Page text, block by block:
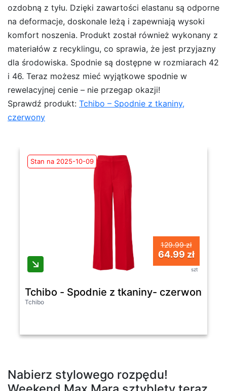
ozdobną z tyłu. Dzięki zawartości elastanu są odporne
na deformacje, doskonale leżą i zapewniają wysoki
komfort noszenia. Produkt został również wykonany z
materiałów z recyklingu, co sprawia, że jest przyjazny
dla środowiska. Spodnie są dostępne w rozmiarach 42
i 46. Teraz możesz mieć wyjątkowe spodnie w
rewelacyjnej cenie – nie przegap okazji!
Sprawdź produkt: Tchibo – Spodnie z tkaniny,
czerwony
Stan na 2025-10-09
129.99 zł
64.99 zł
szt
Tchibo - Spodnie z tkaniny- czerwony
Tchibo
Nabierz stylowego rozpędu!